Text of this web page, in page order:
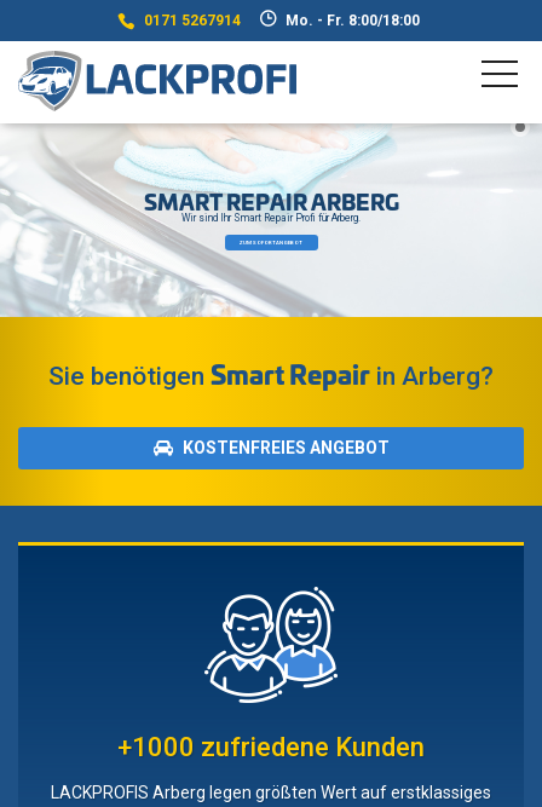
0171 5267914 Mo. - Fr. 8:00/18:00
SMART REPAIR ARBERG
Wir sind Ihr Smart Repair Profi für Arberg.
ZUM SOFORTANGEBOT
Sie benötigen Smart Repair in Arberg?
KOSTENFREIES ANGEBOT
+1000 zufriedene Kunden
LACKPROFIS Arberg legen größten Wert auf erstklassiges